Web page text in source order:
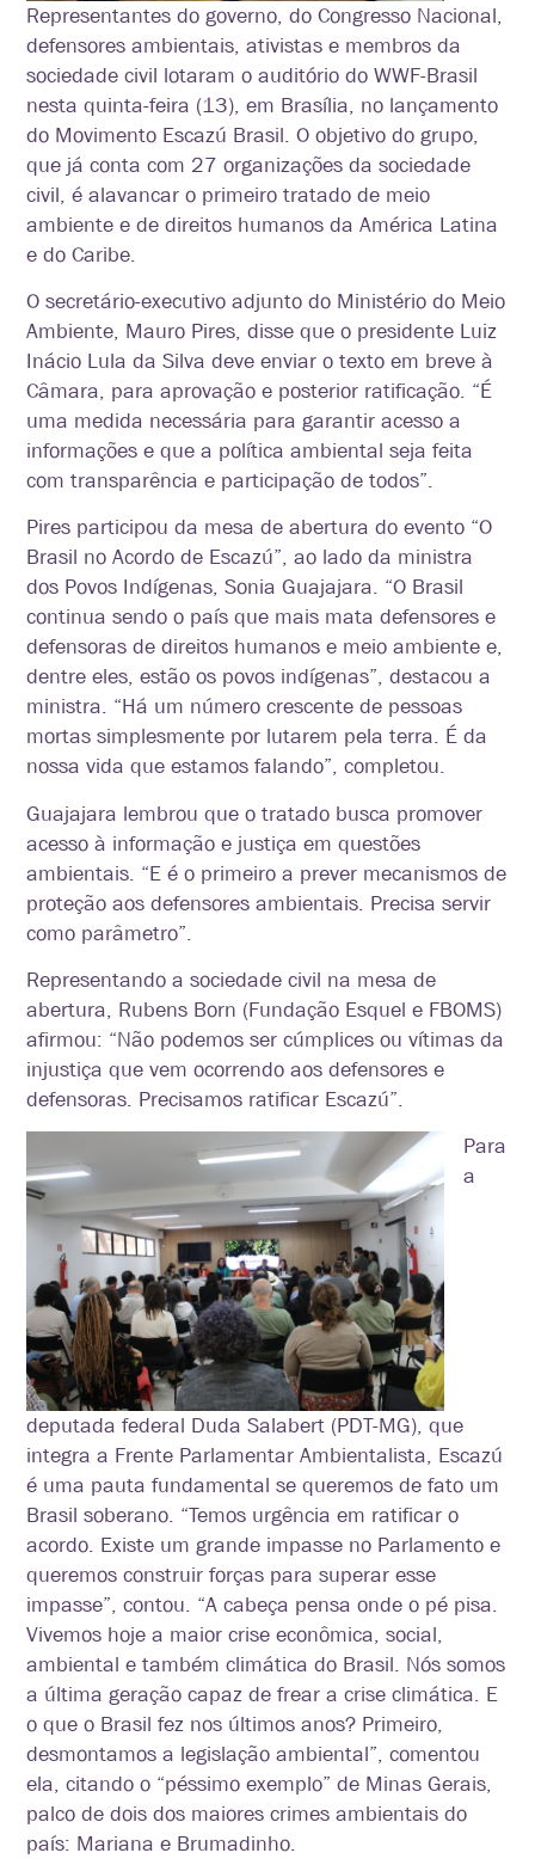
Representantes do governo, do Congresso Nacional,
defensores ambientais, ativistas e membros da
sociedade civil lotaram o auditório do WWF-Brasil
nesta quinta-feira (13), em Brasília, no lançamento
do Movimento Escazú Brasil. O objetivo do grupo,
que já conta com 27 organizações da sociedade
civil, é alavancar o primeiro tratado de meio
ambiente e de direitos humanos da América Latina
e do Caribe.
O secretário-executivo adjunto do Ministério do Meio
Ambiente, Mauro Pires, disse que o presidente Luiz
Inácio Lula da Silva deve enviar o texto em breve à
Câmara, para aprovação e posterior ratificação. “É
uma medida necessária para garantir acesso a
informações e que a política ambiental seja feita
com transparência e participação detodos”.
Pires participou da mesa de abertura do evento “O
Brasil no Acordo de Escazú”, ao lado da ministra
dos Povos Indígenas, Sonia Guajajara. “O Brasil
continua sendo o país que mais mata defensores e
defensoras de direitos humanos e meio ambiente e,
dentre eles, estãoos povos indígenas”, destacou a
ministra. “Há um número crescente de pessoas
mortas simplesmente por lutarem pela terra. É da
nossa vida que estamos falando”, completou.
Guajajara lembrou que o tratado busca promover
acesso à informação e justiça em questões
ambientais. “E é o primeiro a prever mecanismos de
proteção aos defensores ambientais. Precisa servir
como parâmetro”.
Representando a sociedade civil na mesa de
abertura, Rubens Born (Fundação Esquel e FBOMS)
afirmou: “Não podemos ser cúmplices ou vítimas da
injustiça que vem ocorrendo aos defensores e
defensoras. Precisamos ratificar Escazú”.
Para
a
deputada federal Duda Salabert (PDT-MG), que
integra a Frente ParlamentarAmbientalista, Escazú
é uma pauta fundamental se queremos de fato um
Brasil soberano. “Temos urgência em ratificar o
acordo. Existe um grande impasse no Parlamento e
queremos construir forças para superar esse
impasse”, contou. “A cabeça pensa onde o pé pisa.
Vivemos hoje a maior crise econômica, social,
ambiental e também climática do Brasil. Nós somos
a última geração capaz de frear a crise climática. E
o que o Brasil fez nos últimos anos? Primeiro,
desmontamos a legislação ambiental”, comentou
ela, citando o “péssimo exemplo” de Minas Gerais,
palco de dois dos maiores crimes ambientais do
país: Mariana e Brumadinho.